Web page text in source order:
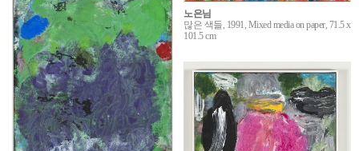
노은님
많은 색들, 1991, Mixed media on paper, 71.5 x
101.5 cm